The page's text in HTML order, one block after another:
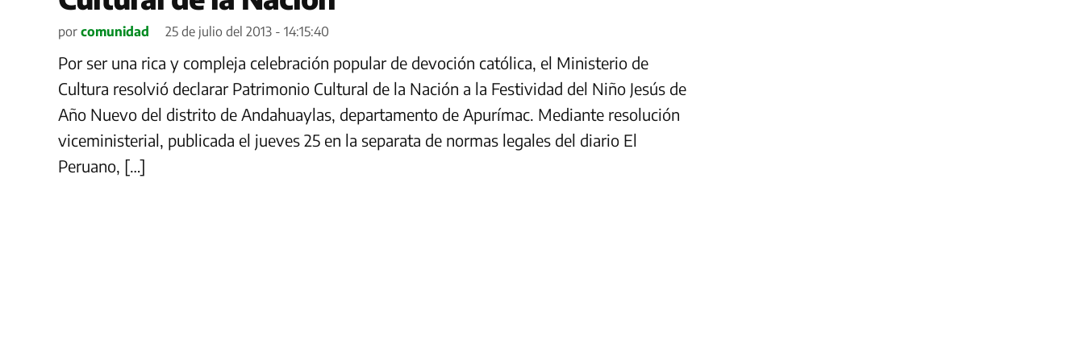
por comunidad 25 de julio del 2013 - 14:15:40
Por ser una rica y compleja celebración popular de devoción católica, el Ministerio de
Cultura resolvió declarar Patrimonio Cultural de la Nación a la Festividad del Niño Jesús de
Año Nuevo del distrito de Andahuaylas, departamento de Apurímac. Mediante resolución
viceministerial, publicada el jueves 25 en la separata de normas legales del diario El
Peruano, […]